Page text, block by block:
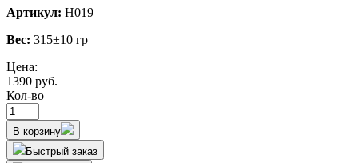
Артикул: Н019
Вес: 315±10 гр
Цена:
1390 руб.
Кол-во
В корзину
Быстрый заказ